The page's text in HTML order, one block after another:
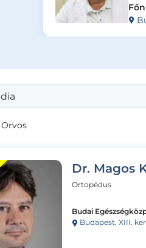
Dr. Magos
Ortopédus
Budai
Budapest, XIII.